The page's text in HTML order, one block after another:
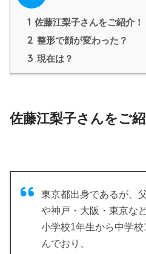
1 佐藤江梨子さんをご紹介！
2 整形で顔が変わった？
3 現在は？
佐藤江梨子さんをご紹
東京都出身であるが、
や神戸・大阪・東京な
小学校1年生から中学
んでおり、